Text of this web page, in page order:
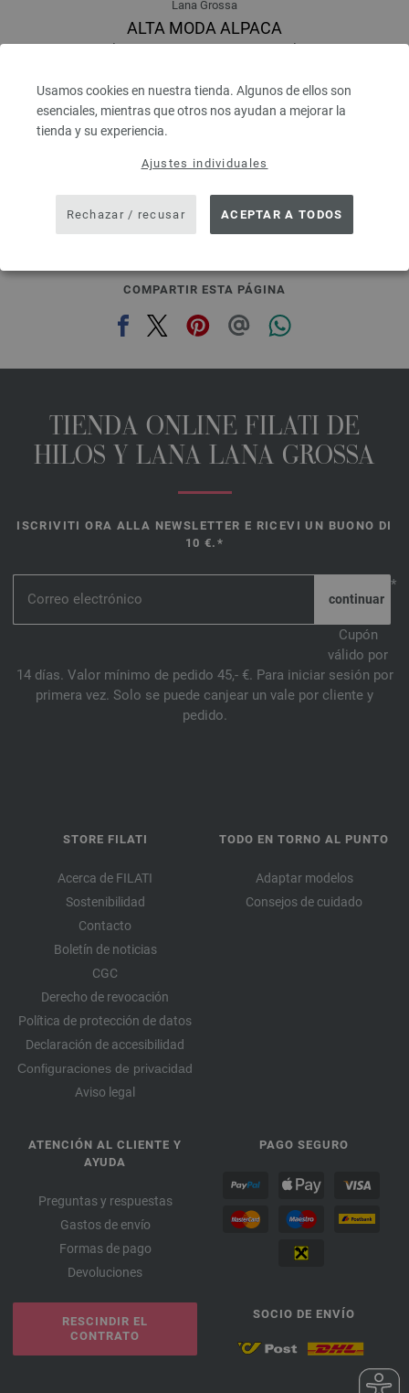
Usamos cookies en nuestra tienda. Algunos de ellos son
esenciales, mientras que otros nos ayudan a mejorar la
tienda y su experiencia.
Ajustes individuales
Rechazar / recusar ACEPTAR A TODOS
Lana Grossa
ALTA MODA ALPACA
90 % Alpaca, 5 % Lana virgen, 5 % Poliamida
Grosor de las agujas: 5 - 6
6,68 €
IVA no incluido, más gastos de envío, Precio base:
prev next
COMPARTIR ESTA PÁGINA
TIENDA ONLINE FILATI DE
HILOS Y LANA LANA GROSSA
ISCRIVITI ORA ALLA NEWSLETTER E RICEVI UN BUONO DI
10 €.*
*
Cupón
válido por
14 días. Valor mínimo de pedido 45,- €. Para iniciar sesión por
primera vez. Solo se puede canjear un vale por cliente y
pedido.
STORE FILATI
Acerca de FILATI
Sostenibilidad
Contacto
Boletín de noticias
CGC
Derecho de revocación
Política de protección de datos
Declaración de accesibilidad
Configuraciones de privacidad
Aviso legal
TODO EN TORNO AL PUNTO
Adaptar modelos
Consejos de cuidado
ATENCIÓN AL CLIENTE Y
AYUDA
Preguntas y respuestas
Gastos de envío
Formas de pago
Devoluciones
RESCINDIR EL
CONTRATO
PAGO SEGURO
SOCIO DE ENVÍO